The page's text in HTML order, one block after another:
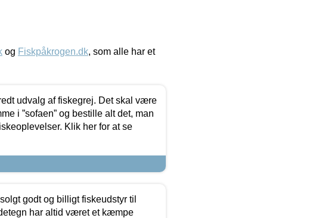
og Fiskpåkrogen.dk, som alle har et
udvalg af fiskegrej. Det skal være
i ”sofaen” og bestille alt det, man
Klik her for at se
godt og billigt fiskeudstyr til
har altid været et kæmpe